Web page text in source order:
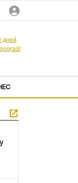
дней